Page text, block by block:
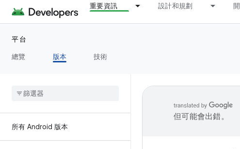
重要資訊 設計和規劃
平台
總覽
版本 技術
所有 Android 版本
但可能會出錯。